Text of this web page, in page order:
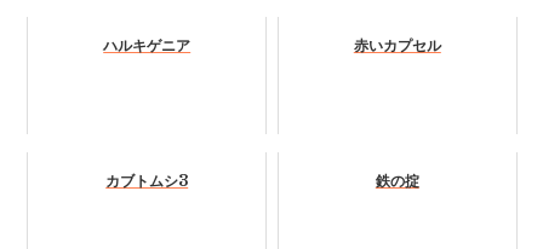
ハルキゲニア 赤いカプセル
カブトムシ3 鉄の掟